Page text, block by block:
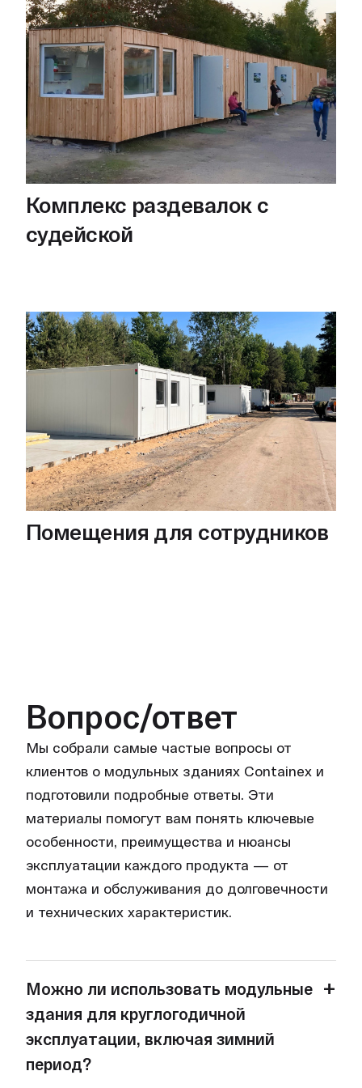
Комплекс раздевалок с
судейской
Помещения для сотрудников
Вопрос/ответ
Мы собрали самые частые вопросы от
клиентов о модульных зданиях Containex и
подготовили подробные ответы. Эти
материалы помогут вам понять ключевые
особенности, преимущества и нюансы
эксплуатации каждого продукта — от
монтажа и обслуживания до долговечности
и технических характеристик.
Можно ли использовать модульные
здания для круглогодичной
эксплуатации, включая зимний
период?
+